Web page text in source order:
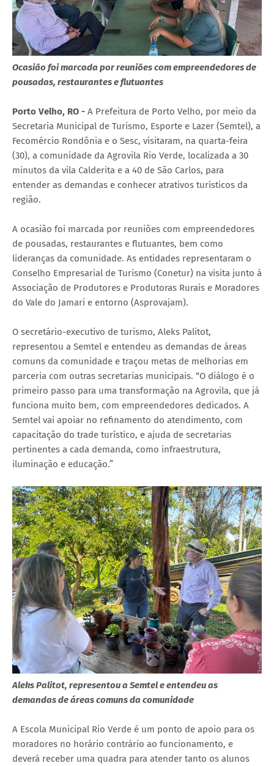
Ocasião foi marcada por reuniões com empreendedores de
pousadas, restaurantes e flutuantes
Porto Velho, RO - A Prefeitura de Porto Velho, por meio da
Secretaria Municipal de Turismo, Esporte e Lazer (Semtel), a
Fecomércio Rondônia e o Sesc, visitaram, na quarta-feira
(30), a comunidade da Agrovila Rio Verde, localizada a 30
minutos da vila Calderita e a 40 de São Carlos, para
entender as demandas e conhecer atrativos turísticos da
região.
A ocasião foi marcada por reuniões com empreendedores
de pousadas, restaurantes e flutuantes, bem como
lideranças da comunidade. As entidades representaram o
Conselho Empresarial de Turismo (Conetur) na visita junto à
Associação de Produtores e Produtoras Rurais e Moradores
do Vale do Jamari e entorno (Asprovajam).
O secretário-executivo de turismo, Aleks Palitot,
representou a Semtel e entendeu as demandas de áreas
comuns da comunidade e traçou metas de melhorias em
parceria com outras secretarias municipais. “O diálogo é o
primeiro passo para uma transformação na Agrovila, que já
funciona muito bem, com empreendedores dedicados. A
Semtel vai apoiar no refinamento do atendimento, com
capacitação do trade turístico, e ajuda de secretarias
pertinentes a cada demanda, como infraestrutura,
iluminação e educação.”
Aleks Palitot, representou a Semtel e entendeu as
demandas de áreas comuns da comunidade
A Escola Municipal Rio Verde é um ponto de apoio para os
moradores no horário contrário ao funcionamento, e
deverá receber uma quadra para atender tanto os alunos